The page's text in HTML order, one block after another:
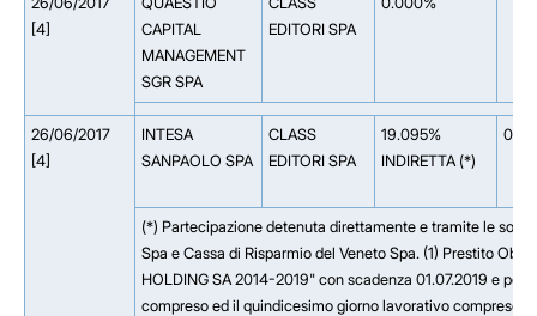
[4]
CAPITAL
MANAGEMENT
SGR SPA
EDITORI SPA
26/06/2017
[4]
INTESA
SANPAOLO SPA
CLASS
EDITORI SPA
19.095%
INDIRETTA (*)
(*) Partecipazione detenuta direttamente e tramite le
Spa e Cassa di Risparmio del Veneto Spa. (1) Prestito
HOLDING SA 2014-2019" con scadenza 01.07.2019 e
compreso ed il quindicesimo giorno lavorativo compreso,